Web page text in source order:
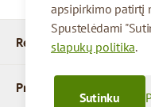
apsipirkimo patirtį
Spustelėdami
slapukų politika.
Sutinku
Rekvizitai
Produktai